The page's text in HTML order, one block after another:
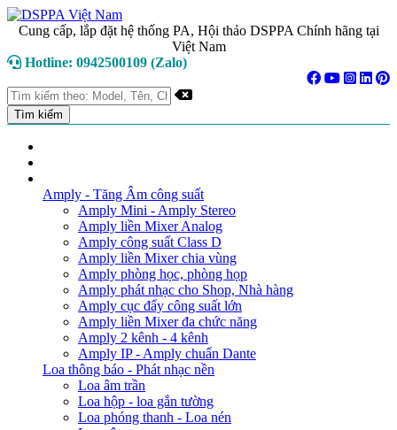
Cung cấp, lắp đặt hệ thống PA, Hội thảo DSPPA Chính hãng tại
Việt Nam
Hotline: 0942500109 (Zalo)
Amply - Tăng Âm công suất
Amply Mini - Amply Stereo
Amply liền Mixer Analog
Amply công suất Class D
Amply liền Mixer chia vùng
Amply phòng học, phòng họp
Amply phát nhạc cho Shop, Nhà hàng
Amply cục đẩy công suất lớn
Amply liền Mixer đa chức năng
Amply 2 kênh - 4 kênh
Amply IP - Amply chuẩn Dante
Loa thông báo - Phát nhạc nền
Loa âm trần
Loa hộp - loa gắn tường
Loa phóng thanh - Loa nén